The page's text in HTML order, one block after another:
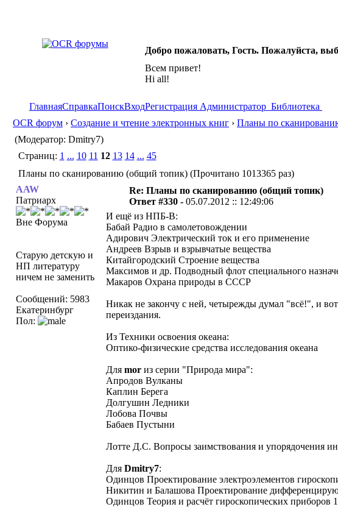
Добро пожаловать, Гость. Пожалуйста,
Всем привет!
Hi all!
ГлавнаяСправкаПоискВходРегистрация Администратор Библиотека
OCR форум › Создание и чтение электронных книг › Планы по
(Модератор: Dmitry7)
Страниц: 1 ... 10 11 12 13 14 ... 45
Планы по сканированию (общий топик) (Прочитано 1013365 раз)
AAW
Патриарх
Вне Форума
Старую детскую и
НП литературу
ничем не заменить
Сообщений: 5983
Екатеринбург
Пол:
Re: Планы по сканированию (общий топик)
Ответ #330 - 05.07.2012 :: 12:49:06
И ещё из НПБ-В:
Бабай Радио в самолетовождении
Адирович Электрический ток и его применение
Андреев Взрыв и взрывчатые вещества
Китайгородский Строение вещества
Максимов и др. Подводный флот специального
Макаров Охрана природы в СССР
Никак не закончу с ней, четырежды думал "всё!", и
переиздания.
Из Техники освоения океана:
Оптико-физические средства исследования океана
Для morиз серии "Природа мира":
Апродов Вулканы
Каплин Берега
Долгушин Ледники
Лобова Почвы
Бабаев Пустыни
Лотте Д.С. Вопросы заимствования и упорядочения
Для Dmitry7:
Одинцов Проектирование электроэлементов
Никитин и Балашова Проектирование
Одинцов Теория и расчёт гироскопических приборов